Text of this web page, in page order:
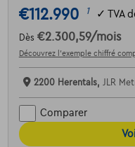
€112.990 1 ✓ TVA
Dès €2.300,59/mois
Découvrez l’exemple chiffré
2200 Herentals, JLR
Comparer